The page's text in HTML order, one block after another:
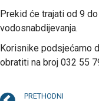
Prekid će trajati od 9
vodosnabdijevanja.
Korisnike podsjećamo
obratiti na broj 032 55
PRETHODNI